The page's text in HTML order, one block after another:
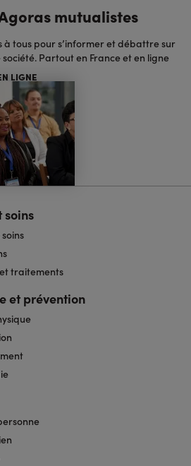
mutualistes
à tous pour s’informer et débattre sur
Partout en France et en ligne
LIGNE
soins
traitements
et prévention